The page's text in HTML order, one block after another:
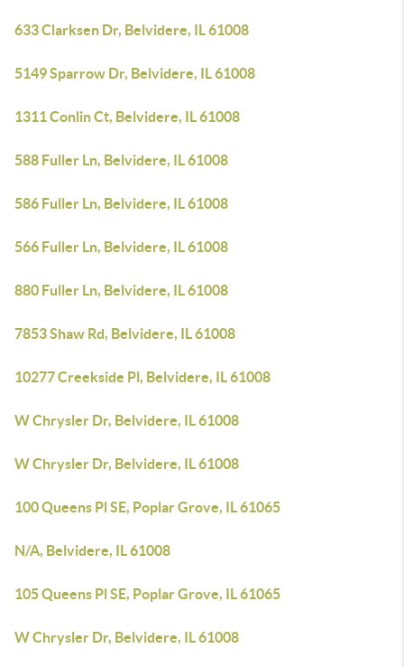
633 Clarksen Dr, Belvidere, IL 61008
5149 Sparrow Dr, Belvidere, IL 61008
1311 Conlin Ct, Belvidere, IL 61008
588 Fuller Ln, Belvidere, IL 61008
586 Fuller Ln, Belvidere, IL 61008
566 Fuller Ln, Belvidere, IL 61008
880 Fuller Ln, Belvidere, IL 61008
7853 Shaw Rd, Belvidere, IL 61008
10277 Creekside Pl, Belvidere, IL 61008
W Chrysler Dr, Belvidere, IL 61008
W Chrysler Dr, Belvidere, IL 61008
100 Queens Pl SE, Poplar Grove, IL 61065
N/A, Belvidere, IL 61008
105 Queens Pl SE, Poplar Grove, IL 61065
W Chrysler Dr, Belvidere, IL 61008